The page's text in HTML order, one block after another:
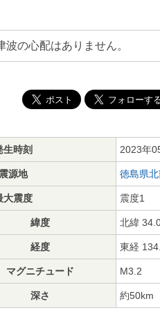
波の心配はありません。
生時刻 2023年
震源地 徳島県
大震度 震度1
緯度 北緯
経度 東経
マグニチュード M3.2
深さ 約50km